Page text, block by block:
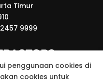
penggunaan cookies di
cookies untuk
Timur
9999